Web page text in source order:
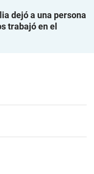
dejó a una persona
trabajó en el